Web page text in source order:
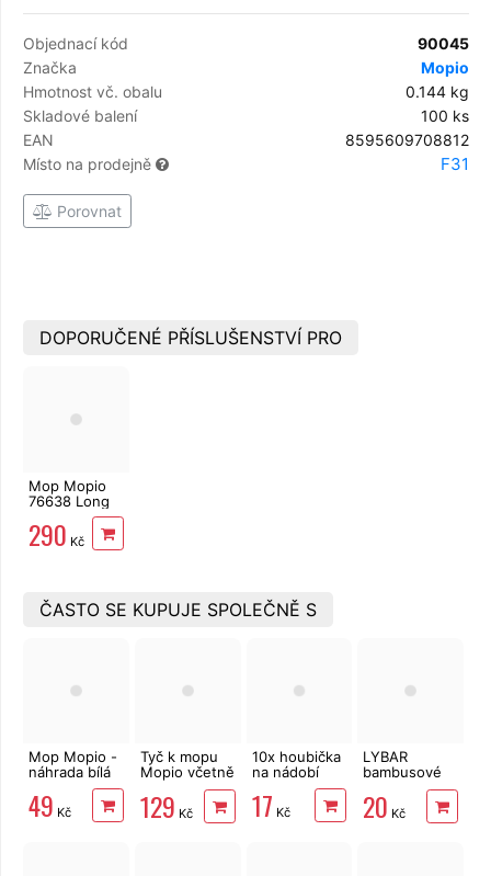
Objednací kód
90045
Značka
Mopio
Hmotnost vč. obalu
0.144 kg
Skladové balení
100 ks
EAN
8595609708812
Místo na prodejně
F31
Porovnat
DOPORUČENÉ PŘÍSLUŠENSTVÍ PRO
Mop Mopio
76638 Long
290 Kč
ČASTO SE KUPUJE SPOLEČNĚ S
Mop Mopio -
náhrada bílá
49 Kč
Tyč k mopu
Mopio včetně
hlavice, 143
cm
129 Kč
10x houbička
na nádobí
17 Kč
LYBAR
bambusové
tyčinky 200
ks
20 Kč